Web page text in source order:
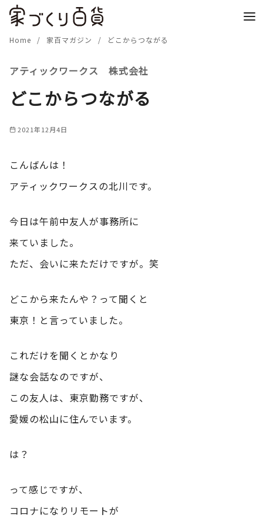
Home 家百マガジン どこからつながる
アティックワークス 株式会社
どこからつながる
2021年12月4日
こんばんは！
アティックワークスの北川です。
今日は午前中友人が事務所に
来ていました。
ただ、会いに来ただけですが。笑
どこから来たんや？って聞くと
東京！と言っていました。
これだけを聞くとかなり
謎な会話なのですが、
この友人は、東京勤務ですが、
愛媛の松山に住んでいます。
は？
って感じですが、
コロナになりリモートが